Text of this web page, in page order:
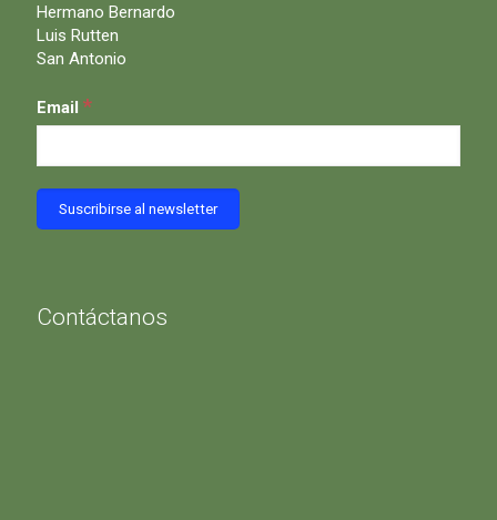
Hermano Bernardo
Luis Rutten
San Antonio
Email *
Contáctanos